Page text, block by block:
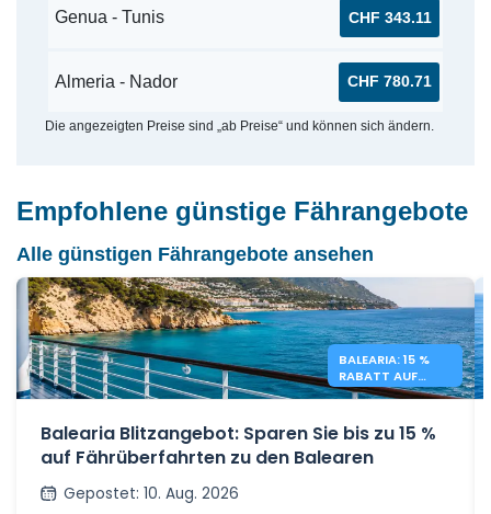
Genua - Tunis CHF 343.11
Almeria - Nador CHF 780.71
Die angezeigten Preise sind „ab Preise“ und können sich ändern.
Empfohlene günstige Fährangebote
Alle günstigen Fährangebote ansehen
BALEARIA: 15 %
RABATT AUF
BALEARENFÄHREN
Balearia Blitzangebot: Sparen Sie bis zu 15 %
auf Fährüberfahrten zu den Balearen
Gepostet: 10. Aug. 2026